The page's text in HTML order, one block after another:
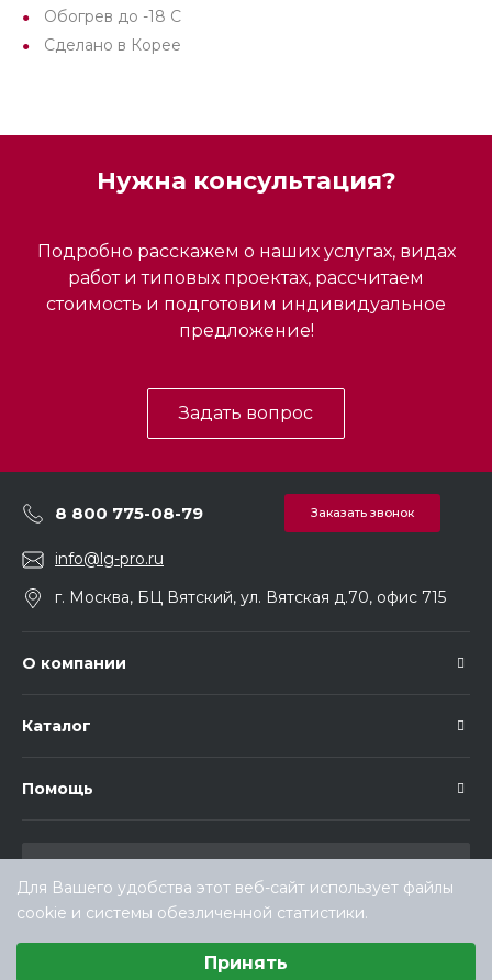
Обогрев до -18 C
Сделано в Корее
Нужна консультация?
Подробно расскажем о наших услугах, видах
работ и типовых проектах, рассчитаем
стоимость и подготовим индивидуальное
предложение!
Задать вопрос
8 800 775-08-79 Заказать звонок
info@lg-pro.ru
г. Москва, БЦ Вятский, ул. Вятская д.70, офис 715
О компании
Каталог
Помощь
Для Вашего удобства этот веб-сайт использует файлы
cookie и системы обезличенной статистики.
Принять